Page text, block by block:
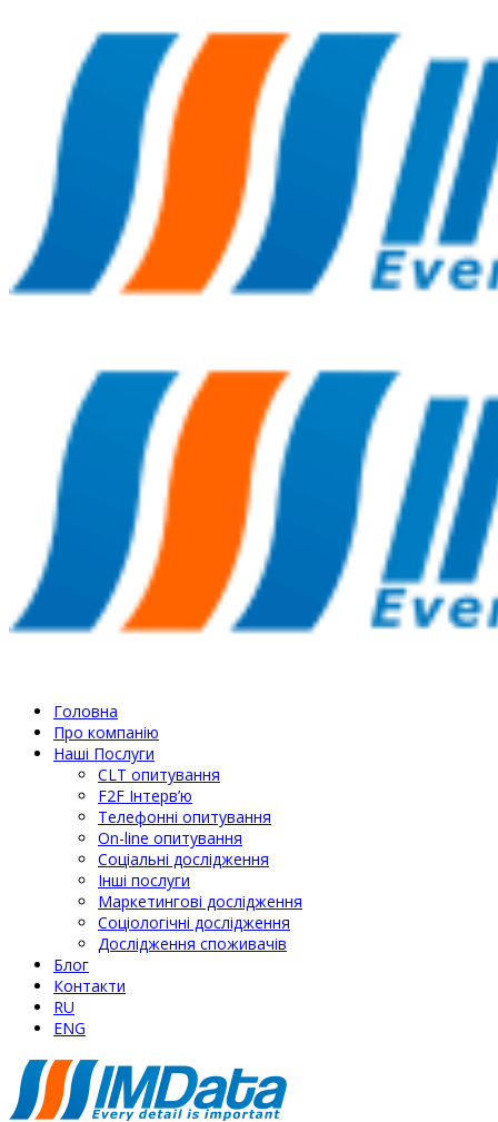
Головна
Про компанію
Наші Послуги
СLT опитування
F2F Інтерв’ю
Телефонні опитування
On-line опитування
Соціальні дослідження
Інші послуги
Маркетингові дослідження
Соціологічні дослідження
Дослідження споживачів
Блог
Контакти
RU
ENG